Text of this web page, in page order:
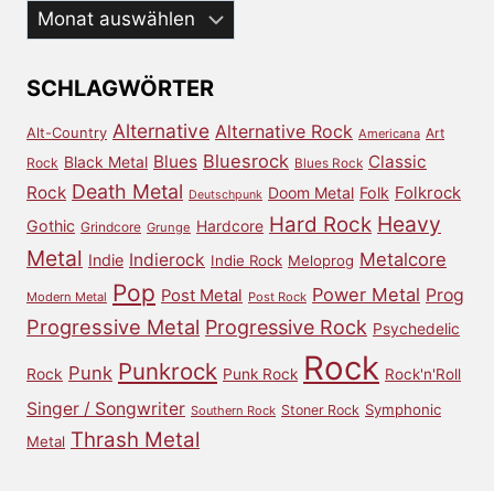
Aus
dem
SCHLAGWÖRTER
Alt-Country Alternative Alternative Rock Americana Art
Rock Black Metal Blues Bluesrock Blues Rock Classic
Rock Death Metal Deutschpunk Doom Metal Folk Folkrock
Gothic Grindcore Grunge Hardcore Hard Rock Heavy
Metal Indie Indierock Indie Rock Meloprog Metalcore
Modern Metal Pop Post Metal Post Rock Power Metal Prog
Progressive Metal Progressive Rock Psychedelic
Rock Punk Punkrock Punk Rock Rock Rock'n'Roll
Singer / Songwriter Southern Rock Stoner Rock Symphonic
Metal Thrash Metal